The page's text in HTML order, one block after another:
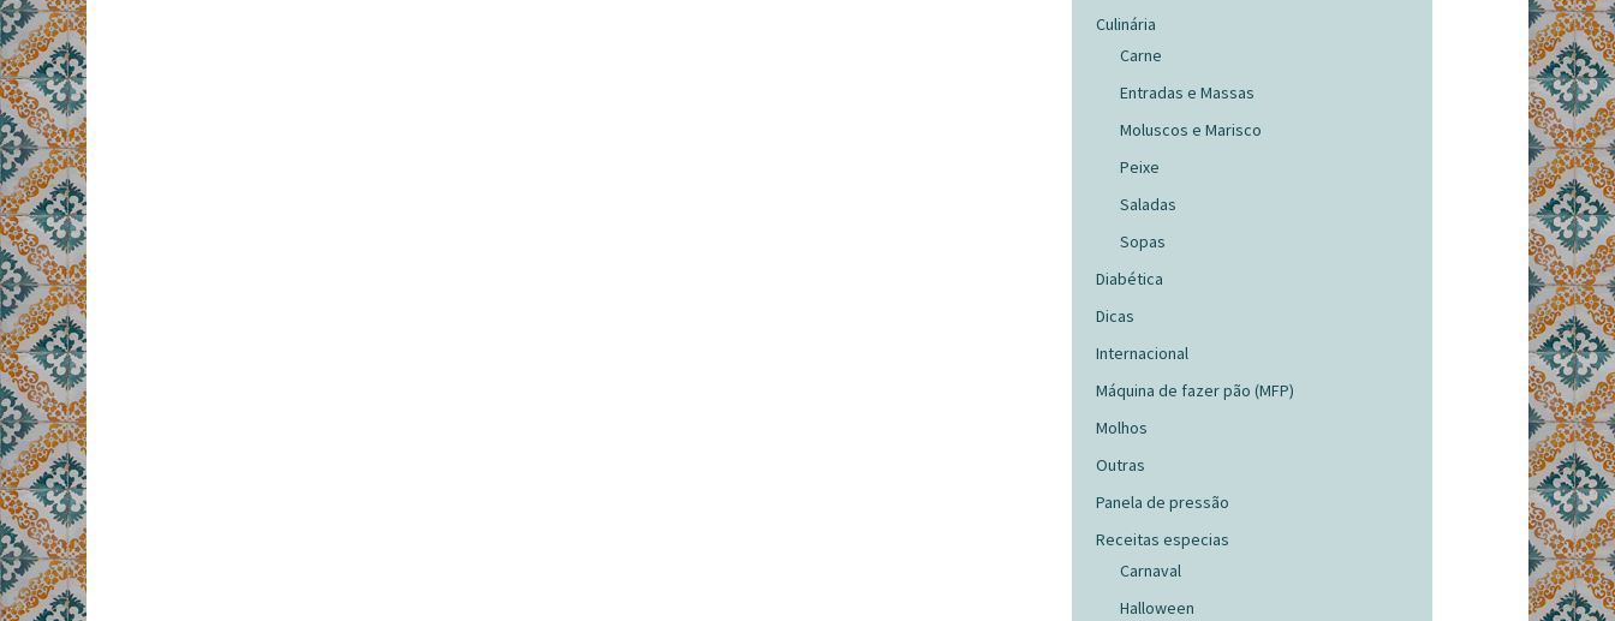
Culinária
Carne
Entradas e Massas
Moluscos e Marisco
Peixe
Saladas
Sopas
Diabética
Dicas
Internacional
Máquina de fazer pão (MFP)
Molhos
Outras
Panela de pressão
Receitas especias
Carnaval
Halloween